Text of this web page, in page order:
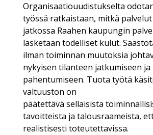
Organisaatiouudistukselta
työssä ratkaistaan, mitkä
jatkossa Raahen kaupungin
lasketaan todelliset kulut.
ilman toiminnan muutoksia
nykyisen tilanteen jatkumiseen ja
pahentumiseen. Tuota työtä
valtuuston on
päätettävä sellaisista
tavoitteista ja talousraameista,
realistisesti toteutettavissa.